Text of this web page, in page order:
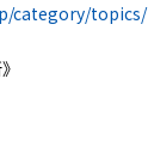
category/topics/